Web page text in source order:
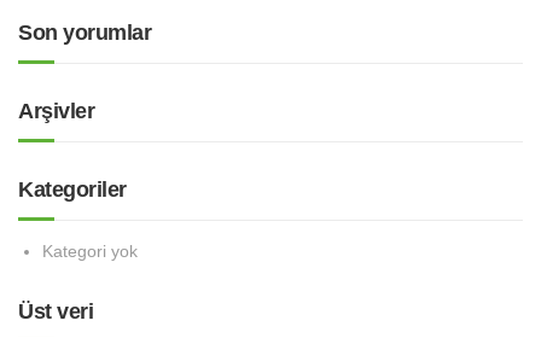
Son yorumlar
Arşivler
Kategoriler
Kategori yok
Üst veri